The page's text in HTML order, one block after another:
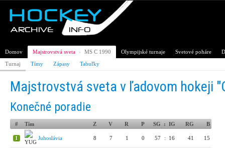
Domov Majstrovstvá sveta › MS C 1990 Olympijské turnaje Svetové poháre
Turnaj
Tímy Zápasy Tabuľky
Majstrovstvá sveta v ľadovom hokeji
Konečné poradie
# Tím Z V R P SG : IG RG B
1 Juhoslávia 8 7 1 0 57 : 16 41 15